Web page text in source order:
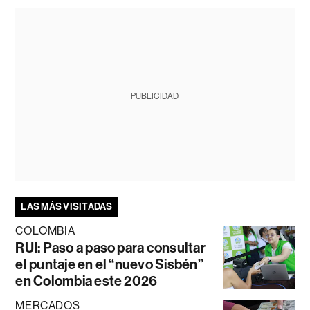
PUBLICIDAD
LAS MÁS VISITADAS
COLOMBIA
RUI: Paso a paso para consultar
el puntaje en el “nuevo Sisbén”
en Colombia este 2026
MERCADOS